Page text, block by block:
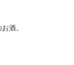
酒。